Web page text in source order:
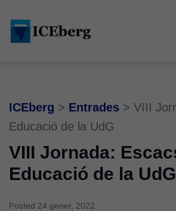
main
content
footer
ICEberg > Entrades > VIII
Educació de la UdG
VIII Jornada:
Educació de la UdG
Posted 24 gener, 2022